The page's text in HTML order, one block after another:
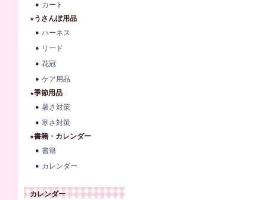
カート
★うさんぽ用品
ハーネス
リード
花冠
ケア用品
★季節用品
暑さ対策
寒さ対策
★書籍・カレンダー
書籍
カレンダー
カレンダー